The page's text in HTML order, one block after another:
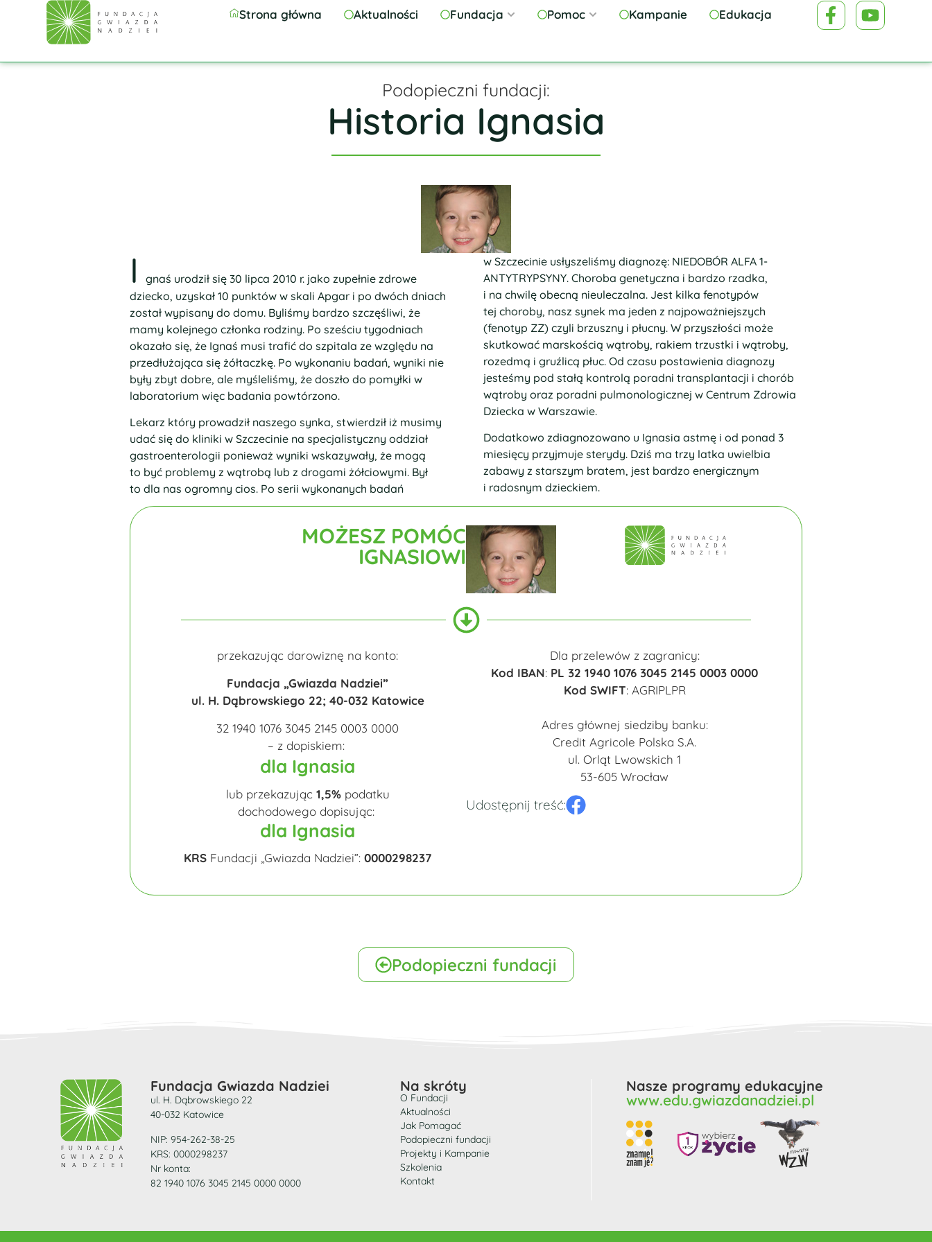
Strona główna Aktualności Fundacja Pomoc Kampanie Edukacja
Podopieczni fundacji:
Historia Ignasia
I
gnaś urodził się 30 lipca 2010 r. jako zupełnie zdrowe
dziecko, uzyskał 10 punktów w skali Apgar i po dwóch dniach
został wypisany do domu. Byliśmy bardzo szczęśliwi, że
mamy kolejnego członka rodziny. Po sześciu tygodniach
okazało się, że Ignaś musi trafić do szpitala ze względu na
przedłużająca się żółtaczkę. Po wykonaniu badań, wyniki nie
były zbyt dobre, ale myśleliśmy, że doszło do pomyłki w
laboratorium więc badania powtórzono.
Lekarz który prowadził naszego synka, stwierdził iż musimy
udać się do kliniki w Szczecinie na specjalistyczny oddział
gastroenterologii ponieważ wyniki wskazywały, że mogą
to być problemy z wątrobą lub z drogami żółciowymi. Był
to dla nas ogromny cios. Po serii wykonanych badań
w Szczecinie usłyszeliśmy diagnozę: NIEDOBÓR ALFA 1-
ANTYTRYPSYNY. Choroba genetyczna i bardzo rzadka,
i na chwilę obecną nieuleczalna. Jest kilka fenotypów
tej choroby, nasz synek ma jeden z najpoważniejszych
(fenotyp ZZ) czyli brzuszny i płucny. W przyszłości może
skutkować marskością wątroby, rakiem trzustki i wątroby,
rozedmą i gruźlicą płuc. Od czasu postawienia diagnozy
jesteśmy pod stałą kontrolą poradni transplantacji i chorób
wątroby oraz poradni pulmonologicznej w Centrum Zdrowia
Dziecka w Warszawie.
Dodatkowo zdiagnozowano u Ignasia astmę i od ponad 3
miesięcy przyjmuje sterydy. Dziś ma trzy latka uwielbia
zabawy z starszym bratem, jest bardzo energicznym
i radosnym dzieckiem.
MOŻESZ POMÓC
IGNASIOWI
przekazując darowiznę na konto:
Fundacja „Gwiazda Nadziei”
ul. H. Dąbrowskiego 22; 40-032 Katowice
32 1940 1076 3045 2145 0003 0000
– z dopiskiem:
dla Ignasia
lub przekazując 1,5%podatku
dochodowego dopisując:
dla Ignasia
KRS Fundacji „Gwiazda Nadziei”: 0000298237
Dla przelewów z zagranicy:
Kod IBAN: PL 32 1940 1076 3045 2145 0003 0000
Kod SWIFT: AGRIPLPR
Adres głównej siedziby banku:
Credit Agricole Polska S.A.
ul. Orląt Lwowskich 1
53-605 Wrocław
Udostępnij treść:
Podopieczni fundacji
Fundacja Gwiazda Nadziei
ul. H. Dąbrowskiego 22
40-032 Katowice
NIP: 954-262-38-25
KRS: 0000298237
Nr konta:
82 1940 1076 3045 2145 0000 0000
Na skróty
O Fundacji
Aktualności
Jak Pomagać
Podopieczni fundacji
Projekty i Kampanie
Szkolenia
Kontakt
Nasze programy edukacyjne
www.edu.gwiazdanadziei.pl